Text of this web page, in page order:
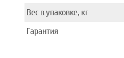
Вес в упаковке, кг
Гарантия